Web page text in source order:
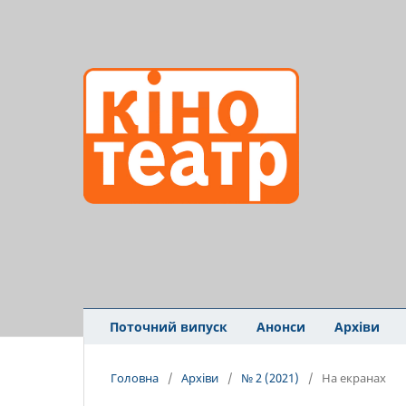
Поточний випуск Анонси Архіви
Головна / Архіви / № 2 (2021) / На екранах